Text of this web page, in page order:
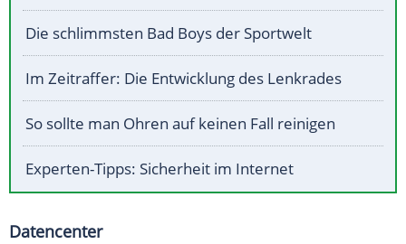
Die schlimmsten Bad Boys der Sportwelt
Im Zeitraffer: Die Entwicklung des Lenkrades
So sollte man Ohren auf keinen Fall reinigen
Experten-Tipps: Sicherheit im Internet
Datencenter